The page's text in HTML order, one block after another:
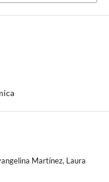
Martínez, Laura